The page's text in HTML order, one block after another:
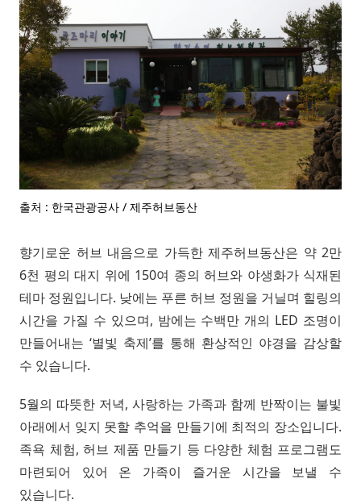
출처 : 한국관광공사 / 제주허브동산
향기로운 허브 내음으로 가득한 제주허브동산은 약 2만
6천 평의 대지 위에 150여 종의 허브와 야생화가 식재된
테마 정원입니다. 낮에는 푸른 허브 정원을 거닐며 힐링의
시간을 가질 수 있으며, 밤에는 수백만 개의 LED 조명이
만들어내는 ‘별빛 축제’를 통해 환상적인 야경을 감상할
수 있습니다.
5월의 따뜻한 저녁, 사랑하는 가족과 함께 반짝이는 불빛
아래에서 잊지 못할 추억을 만들기에 최적의 장소입니다.
족욕 체험, 허브 제품 만들기 등 다양한 체험 프로그램도
마련되어 있어 온 가족이 즐거운 시간을 보낼 수
있습니다.